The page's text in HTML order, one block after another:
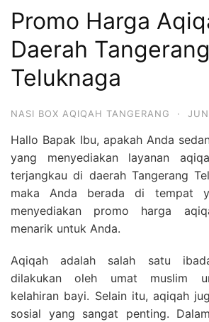
Promo Harga
Daerah Tangerang
Teluknaga
NASI BOX AQIQAH TANGERANG ·
Hallo Bapak Ibu, apakah Anda
yang menyediakan layanan
terjangkau di daerah Tangerang
maka Anda berada di tempat
menyediakan promo harga
menarik untuk Anda.
Aqiqah adalah salah satu
dilakukan oleh umat muslim
kelahiran bayi. Selain itu, aqiqah
sosial yang sangat penting.